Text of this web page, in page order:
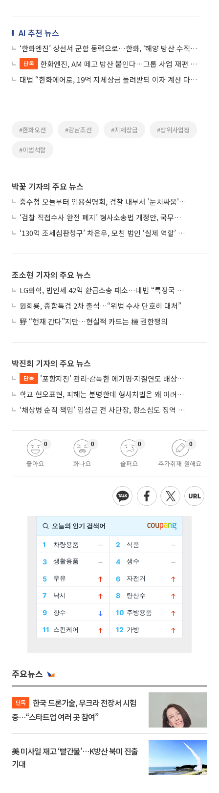
AI 추천 뉴스
‘한화엔진’ 상선서 군함 동력으로…한화, ‘해양 방산 수직계열화’ 시동
단독
한화엔진, AM 떼고 방산 붙인다…그룹 사업 재편 착수
대법 “한화에어로, 19억 지체상금 돌려받되 이자 계산 다시해야”
#한화오션 #강남조선 #지체상금 #방위사업청
#이범석함
박꽃 기자의 주요 뉴스
중수청 오늘부터 임용설명회, 검찰 내부서 '눈치싸움' 기류변화도
‘검찰 직접수사 완전 폐지’ 형사소송법 개정안, 국무회의 통과
‘130억 조세심판청구’ 차은우, 모친 법인 ‘실제 역할’ 다툴 듯
조소현 기자의 주요 뉴스
LG화학, 법인세 42억 환급소송 패소…대법 “특정국 손실, 다른 국가 소득에도 안분”
원희룡, 종합특검 2차 출석…“위법 수사 단호히 대처”
野 “헌재 간다”지만…현실적 카드는 檢 권한쟁의
박진희 기자의 주요 뉴스
단독
'포항지진' 관리·감독한 에기평·지질연도 배상책임…법원 “안전의무 당연”
학교 혐오표현, 피해는 분명한데 형사처벌은 왜 어려울까?
‘채상병 순직 책임’ 임성근 전 사단장, 항소심도 징역 3년
좋아요
0
화나요
0
슬퍼요
0
추가취재 원해요
0
주요뉴스
단독
중…“스타트업 여러 곳 참여”
美 미사일 재고 ‘빨간불’…K방산 북미 진출
기대